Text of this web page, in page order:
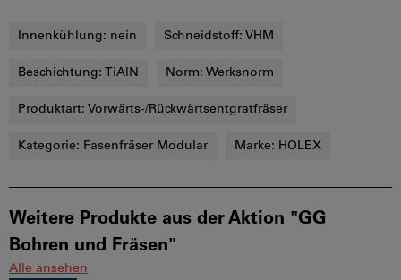
Innenkühlung: nein Schneidstoff: VHM
Beschichtung: TiAlN Norm: Werksnorm
Produktart: Vorwärts-/Rückwärtsentgratfräser
Kategorie: Fasenfräser Modular Marke: HOLEX
Weitere Produkte aus der Aktion "GG
Bohren und Fräsen"
Alle ansehen